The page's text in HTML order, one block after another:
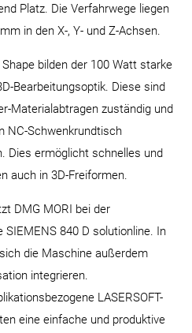
Platz. Die Verfahrwege liegen
in den X-, Y- und Z-Achsen.
bilden der 100 Watt starke
Bearbeitungsoptik. Diese sind
Materialabtragen zuständig und
NC-Schwenkrundtisch
Dies ermöglicht schnelles und
auch in 3D-Freiformen.
DMG MORI bei der
SIEMENS 840 D solutionline. In
die Maschine außerdem
integrieren.
LASERSOFT-
eine einfache und produktive